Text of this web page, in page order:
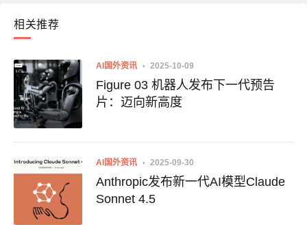
相关推荐
AI国外资讯 2025-10-09
Figure 03 机器人发布下一代预告
片：迈向新高度
AI国外资讯 2025-09-30
Anthropic发布新一代AI模型Claude
Sonnet 4.5